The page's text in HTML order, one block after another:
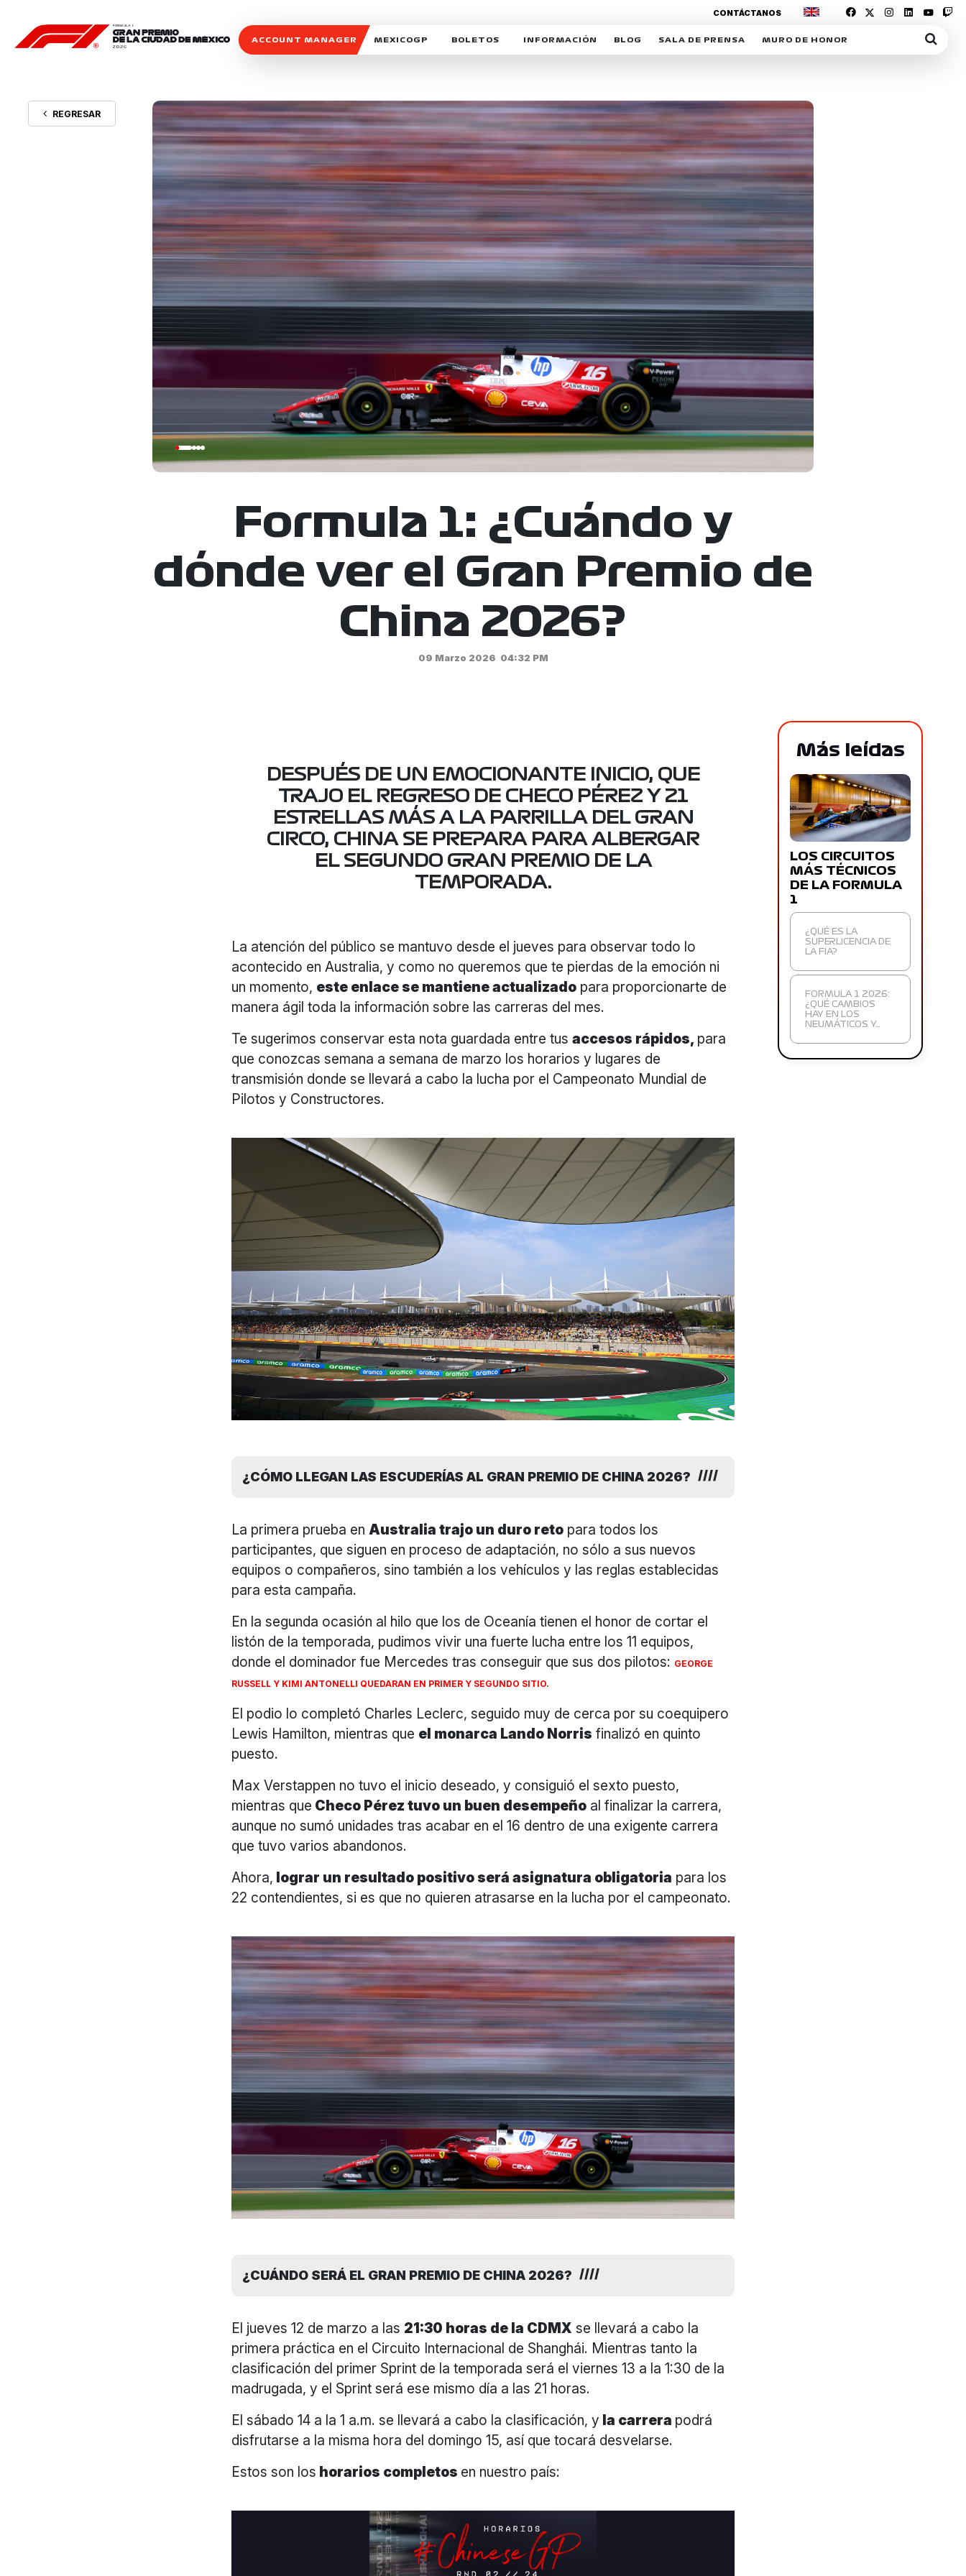
ACCOUNT MANAGER MEXICOGP
SOSTENIBILIDAD
CELEBRA CON NOSOTROS
BOLETOS INFORMACIÓN
DERECHO DE PRIMERA OPCIÓN
REFORESTEMOS JUNTOS
MOTORSPORT ACADEMY
VOLUNTARIOS
EXPOSICIÓN FOTOGRÁFICA
CAMPEONATO
PATROCINADORES
LEGALES TICKETMASTER
BLOG
MEXICOGP
INTERACTIVOS
SALA DE PRENSA
ACREDITACIONES
MURO DE HONOR
CONTÁCTANOS
REGRESAR
Formula 1: ¿Cuándo y
dónde ver el Gran Premio de
China 2026?
09 Marzo 2026 04:32 PM
DESPUÉS DE UN EMOCIONANTE INICIO, QUE
TRAJO EL REGRESO DE CHECO PÉREZ Y 21
ESTRELLAS MÁS A LA PARRILLA DEL GRAN
CIRCO, CHINA SE PREPARA PARA ALBERGAR
EL SEGUNDO GRAN PREMIO DE LA
TEMPORADA.
La atención del público se mantuvo desde el jueves para observar todo lo
acontecido en Australia, y como no queremos que te pierdas de la emoción ni
un momento, este enlace se mantiene actualizado para proporcionarte de
manera ágil toda la información sobre las carreras del mes.
Te sugerimos conservar esta nota guardada entre tusaccesos rápidos, para
que conozcas semana a semana de marzo los horarios y lugares de
transmisión donde se llevará a cabo la lucha por el Campeonato Mundial de
Pilotos y Constructores.
¿CÓMO LLEGAN LAS ESCUDERÍAS AL GRAN PREMIO DE CHINA 2026?
La primera prueba enAustralia trajo un duro reto para todos los
participantes, que siguen en proceso de adaptación, no sólo a sus nuevos
equipos o compañeros, sino también a los vehículos y las reglas establecidas
para esta campaña.
En la segunda ocasión al hilo que los de Oceanía tienen el honor de cortar el
listón de la temporada, pudimos vivir una fuerte lucha entre los 11 equipos,
donde el dominador fue Mercedes tras conseguir que sus dos pilotos: GEORGE
RUSSELL Y KIMI ANTONELLI QUEDARAN EN PRIMER Y SEGUNDO SITIO.
El podio lo completó Charles Leclerc, seguido muy de cerca por su coequipero
Lewis Hamilton, mientras que el monarca Lando Norris finalizó en quinto
puesto.
Max Verstappen no tuvo el inicio deseado, y consiguió el sexto puesto,
mientras que Checo Pérez tuvo un buen desempeño al finalizar la carrera,
aunque no sumó unidades tras acabar en el 16 dentro de una exigente carrera
que tuvo varios abandonos.
Ahora, lograr un resultado positivo será asignatura obligatoria para los
22 contendientes, si es que no quieren atrasarse en la lucha por el campeonato.
¿CUÁNDO SERÁ EL GRAN PREMIO DE CHINA 2026?
El jueves 12 de marzo a las 21:30 horas de la CDMX se llevará a cabo la
primera práctica en el Circuito Internacional de Shanghái. Mientras tanto la
clasificación del primer Sprint de la temporada será el viernes 13 a la 1:30 de la
madrugada, y el Sprint será ese mismo día a las 21 horas.
El sábado 14 a la 1 a.m. se llevará a cabo la clasificación, y la carrera podrá
disfrutarse a la misma hora del domingo 15, así que tocará desvelarse.
Estos son los horarios completos en nuestro país:
Más leídas
LOS CIRCUITOS
MÁS TÉCNICOS
DE LA FORMULA
1
¿QUÉ ES LA
SUPERLICENCIA DE
LA FIA?
FORMULA 1 2026:
¿QUÉ CAMBIOS
HAY EN LOS
NEUMÁTICOS Y…